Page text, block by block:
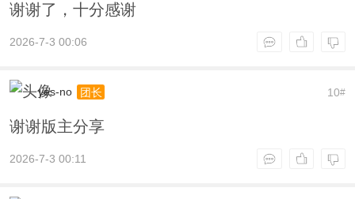
谢谢了，十分感谢
2026-7-3 00:06
10#
yes-no 团长
谢谢版主分享
2026-7-3 00:11